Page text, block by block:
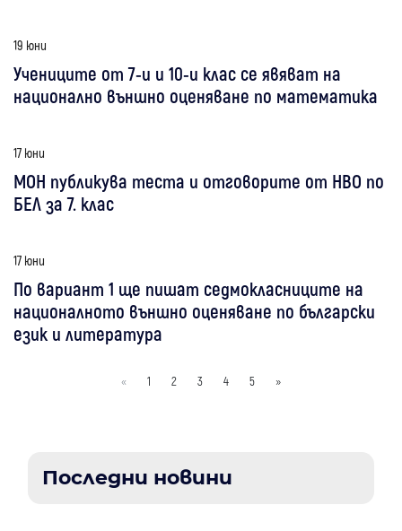
19 юни
Учениците от 7-и и 10-и клас се явяват на
национално външно оценяване по математика
17 юни
МОН публикува теста и отговорите от НВО по
БЕЛ за 7. клас
17 юни
По вариант 1 ще пишат седмокласниците на
националното външно оценяване по български
език и литература
« 1 2 3 4 5 »
Последни новини